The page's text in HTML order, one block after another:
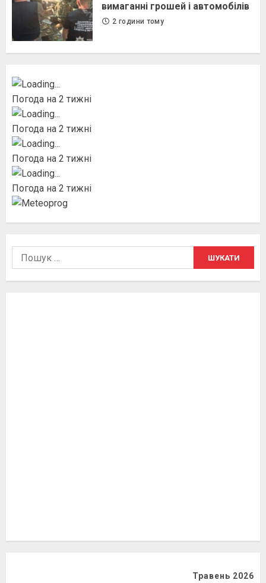
вимаганні грошей і автомобілів
2 години тому
Погода на 2 тижні
Погода на 2 тижні
Погода на 2 тижні
Погода на 2 тижні
Пошук:
Травень 2026